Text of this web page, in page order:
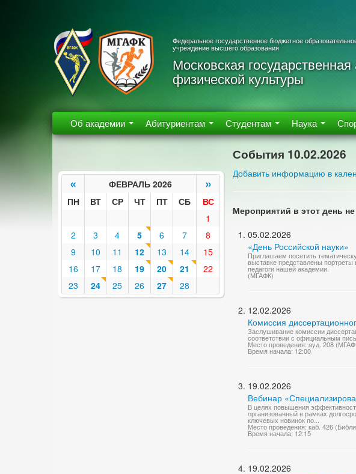
Федеральное государственное бюджетное
учреждение высшего образования
Московская
физической культуры
Об академии Абитуриентам Студентам Наука
« ФЕВРАЛЬ 2026 »
ПН ВТ СР ЧТ ПТ СБ
ВС
1
2
3 4 5 6 7
8
9
10 11 12 13 14
15
16
17 18 19 20 21
22
23
24 25 26 27 28
События 10.02.2026
Добавить информацию в
Мероприятий в этот день
05.02.2026
«День Российской науки»
Приглашаем посетить
выставке представлены
педагоги нашей академии.
(МГАФК)
12.02.2026
Комиссия
Заслушивание комиссии
соответствии с официальным
Место проведения: ayд. 208
Время начала: 12:00
19.02.2026
Вебинар
В целях повышения
организованный в рамках
ключевых новинок по...
Место проведения: каб. 426
Время начала: 12:15
19.02.2026